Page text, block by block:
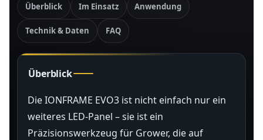
Überblick Im Einsatz Anwendung
Technik & Daten FAQ
Überblick
Die IONFRAME EVO3 ist nicht einfach nur ein
weiteres LED-Panel – sie ist ein
Präzisionswerkzeug für Grower, die auf